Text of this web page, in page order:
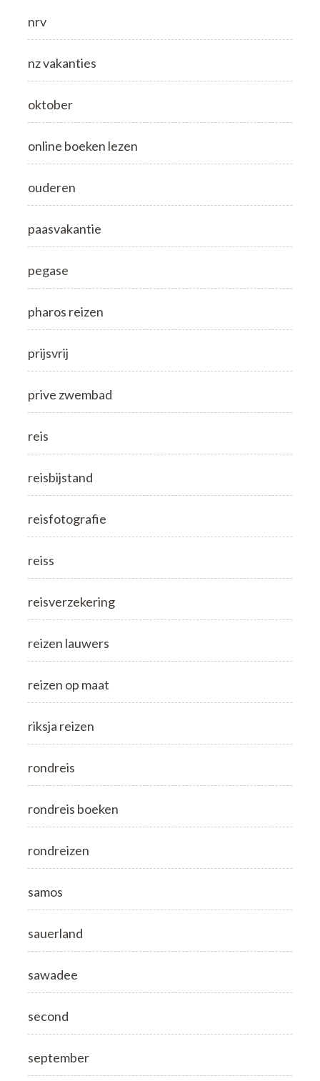
nrv
nz vakanties
oktober
online boeken lezen
ouderen
paasvakantie
pegase
pharos reizen
prijsvrij
prive zwembad
reis
reisbijstand
reisfotografie
reiss
reisverzekering
reizen lauwers
reizen op maat
riksja reizen
rondreis
rondreis boeken
rondreizen
samos
sauerland
sawadee
second
september